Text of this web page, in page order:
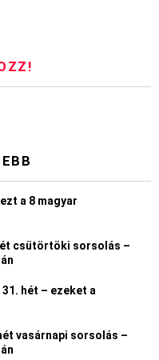
a 8 magyar
csütörtöki sorsolás –
hét – ezeket a
vasárnapi sorsolás –